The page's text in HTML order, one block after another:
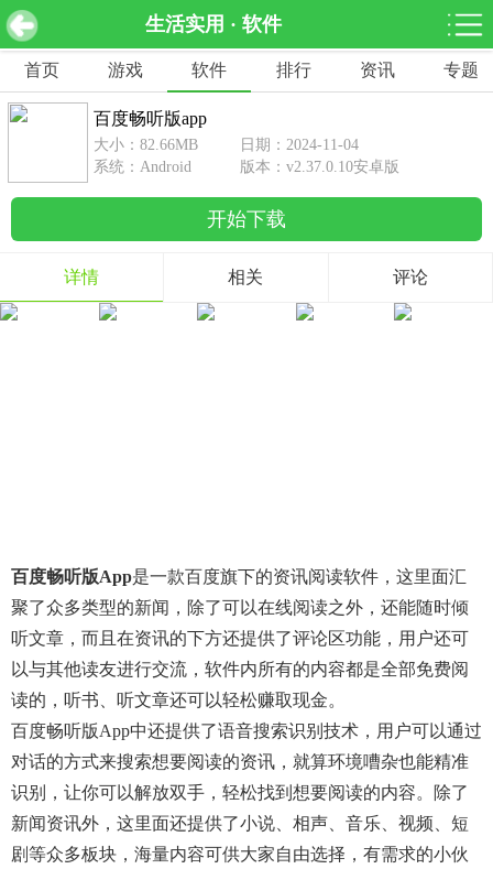
生活实用 · 软件
网游分类 软件分类
休闲益智
462款游戏
赛车竞速
122款游戏
43款游戏
1642款游戏
动作射击
351款游戏
69款游戏
经营养成
冒险解谜
首页 游戏 软件 排行 资讯 专题
百度畅听版app v2.37.0.10安卓版 下载
百度畅听版app
大小：82.66MB
日期：2024-11-04
系统：Android
版本：v2.37.0.10安卓版
开始下载
详情 相关 评论
百度畅听版app是一款百度旗下的资讯阅读软件，这里面汇
聚了众多类型的新闻，除了可以在线阅读之外，还能随时倾
听文章，而且在资讯的下方还提供了评论区功能，用户还可
以与其他读友进行交流，软件内所有的内容都是全部免费阅
读的，听书、听文章还可以轻松赚取现金。
百度畅听版app中还提供了语音搜索识别技术，用户可以通过
对话的方式来搜索想要阅读的资讯，就算环境嘈杂也能精准
识别，让你可以解放双手，轻松找到想要阅读的内容。除了
新闻资讯外，这里面还提供了小说、相声、音乐、视频、短
剧等众多板块，海量内容可供大家自由选择，有需求的小伙